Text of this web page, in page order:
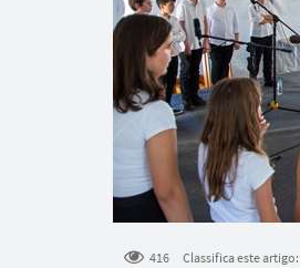
416 Classifica este artigo: